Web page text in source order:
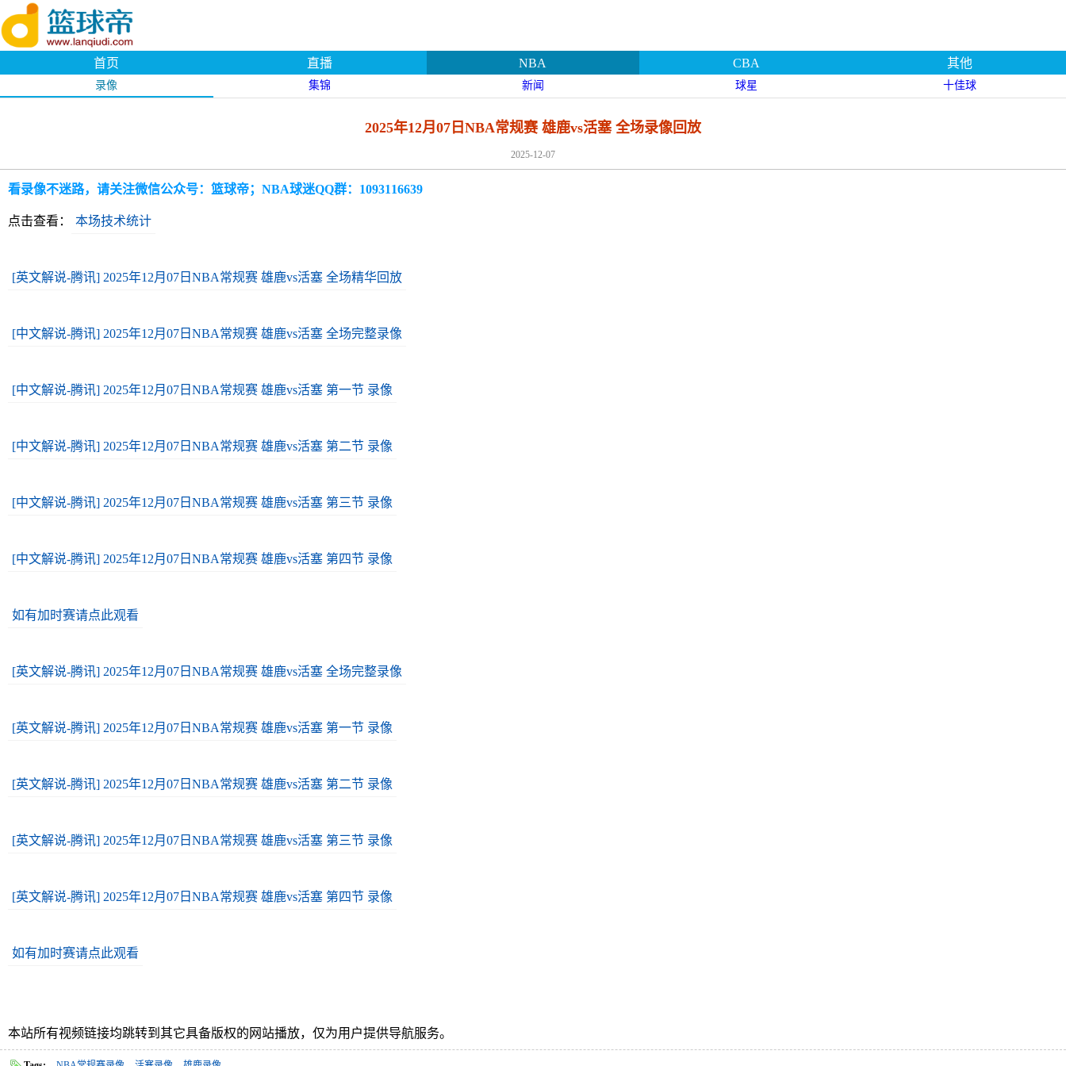
首页 直播 NBA CBA 其他
录像 集锦 新闻 球星 十佳球
2025年12月07日NBA常规赛 雄鹿vs活塞 全场录像回放
2025-12-07
看录像不迷路，请关注微信公众号：篮球帝；NBA球迷QQ群：1093116639
点击查看： 本场技术统计
[英文解说-腾讯] 2025年12月07日NBA常规赛 雄鹿vs活塞 全场精华回放
[中文解说-腾讯] 2025年12月07日NBA常规赛 雄鹿vs活塞 全场完整录像
[中文解说-腾讯] 2025年12月07日NBA常规赛 雄鹿vs活塞 第一节 录像
[中文解说-腾讯] 2025年12月07日NBA常规赛 雄鹿vs活塞 第二节 录像
[中文解说-腾讯] 2025年12月07日NBA常规赛 雄鹿vs活塞 第三节 录像
[中文解说-腾讯] 2025年12月07日NBA常规赛 雄鹿vs活塞 第四节 录像
如有加时赛请点此观看
[英文解说-腾讯] 2025年12月07日NBA常规赛 雄鹿vs活塞 全场完整录像
[英文解说-腾讯] 2025年12月07日NBA常规赛 雄鹿vs活塞 第一节 录像
[英文解说-腾讯] 2025年12月07日NBA常规赛 雄鹿vs活塞 第二节 录像
[英文解说-腾讯] 2025年12月07日NBA常规赛 雄鹿vs活塞 第三节 录像
[英文解说-腾讯] 2025年12月07日NBA常规赛 雄鹿vs活塞 第四节 录像
如有加时赛请点此观看
本站所有视频链接均跳转到其它具备版权的网站播放，仅为用户提供导航服务。